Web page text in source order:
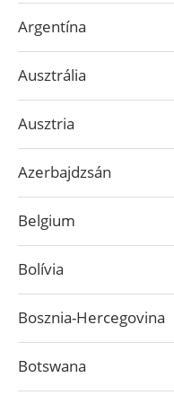
Argentína
Ausztrália
Ausztria
Azerbajdzsán
Belgium
Bolívia
Bosznia-Hercegovina
Botswana